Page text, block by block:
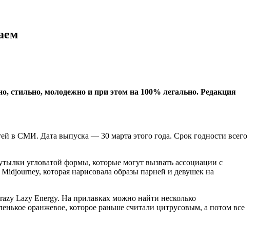
стильно, молодежно и при этом на 100% легально. Редакция
в СМИ. Дата выпуска — 30 марта этого года. Срок годности всего
угловатой формы, которые могут вызвать ассоциации с
которая нарисовала образы парней и девушек на
Lazy Energy. На прилавках можно найти несколько
оранжевое, которое раньше считали цитрусовым, а потом все